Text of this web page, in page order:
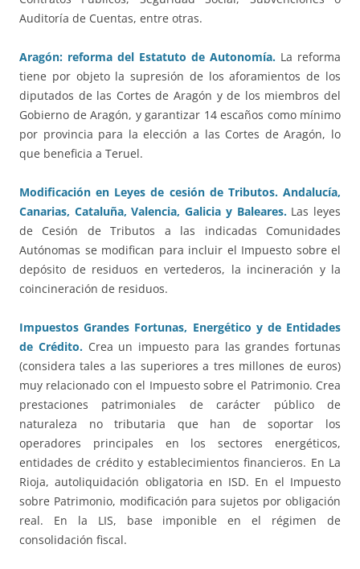
Auditoría de Cuentas, entre otras.
Aragón: reforma del Estatuto de Autonomía. La reforma
tiene por objeto la supresión de los aforamientos de los
diputados de las Cortes de Aragón y de los miembros del
Gobierno de Aragón, y garantizar 14 escaños como mínimo
por provincia para la elección a las Cortes de Aragón, lo
que beneficia a Teruel.
Modificación en Leyes de cesión de Tributos. Andalucía,
Canarias, Cataluña, Valencia, Galicia y Baleares.Las leyes
de Cesión de Tributos a las indicadas Comunidades
Autónomas se modifican para incluir el Impuesto sobre el
depósito de residuos en vertederos, la incineración y la
coincineración de residuos.
Impuestos Grandes Fortunas, Energético y de Entidades
de Crédito.Crea un impuesto para las grandes fortunas
(considera tales a las superiores a tres millones de euros)
muy relacionado con el Impuesto sobre el Patrimonio. Crea
prestaciones patrimoniales de carácter público de
naturaleza no tributaria que han de soportar los
operadores principales en los sectores energéticos,
entidades de crédito y establecimientos financieros. En La
Rioja, autoliquidación obligatoria en ISD. En el Impuesto
sobre Patrimonio, modificación para sujetos por obligación
real. En la LIS, base imponible en el régimen de
consolidación fiscal.